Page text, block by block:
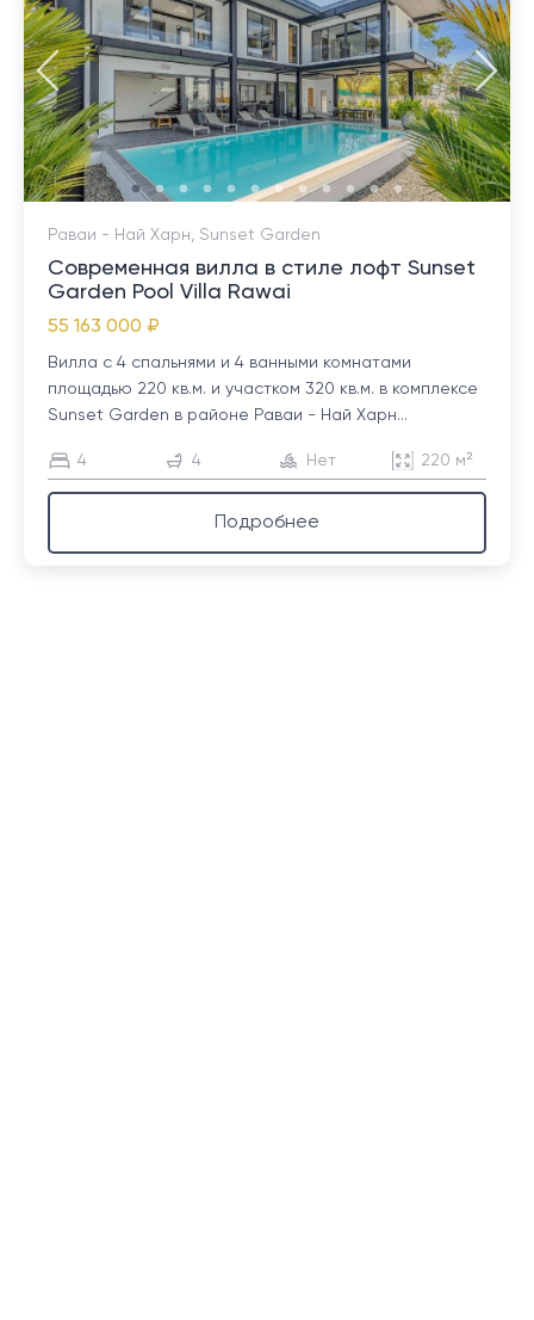
Раваи - Най Харн, Sunset Garden
Современная вилла в стиле лофт Sunset
Garden Pool Villa Rawai
55 163 000 ₽
Вилла с 4 спальнями и 4 ванными комнатами
площадью 220 кв.м. и участком 320 кв.м. в комплексе
Sunset Garden в районе Раваи - Най Харн...
4 4 Нет 220 м²
Подробнее